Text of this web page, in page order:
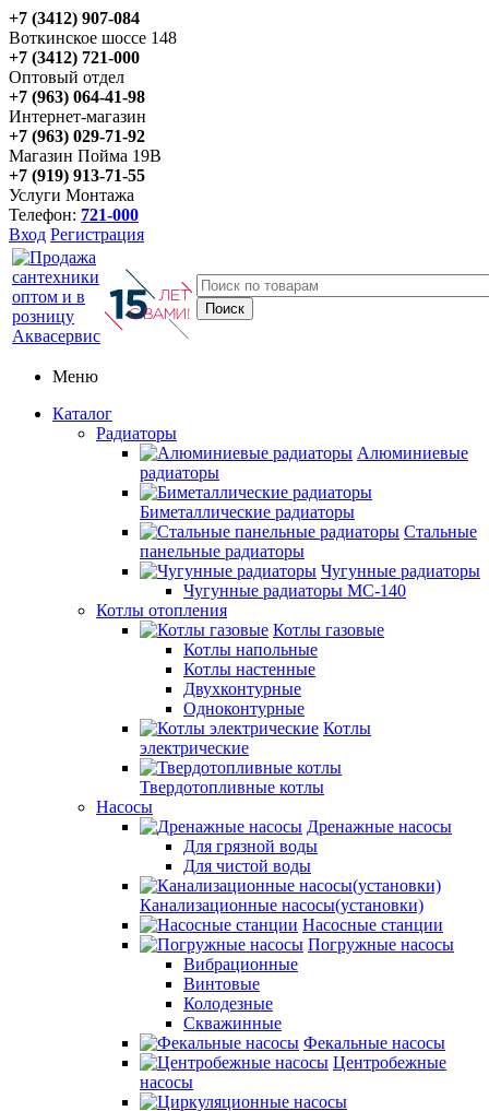
+7 (3412) 907-084
Воткинское шоссе 148
+7 (3412) 721-000
Оптовый отдел
+7 (963) 064-41-98
Интернет-магазин
+7 (963) 029-71-92
Магазин Пойма 19В
+7 (919) 913-71-55
Услуги Монтажа
Телефон: 721-000
Вход Регистрация
Меню
Каталог
Радиаторы
Алюминиевые
радиаторы
Биметаллические радиаторы
Стальные
панельные радиаторы
Чугунные радиаторы
Чугунные радиаторы МС-140
Котлы отопления
Котлы газовые
Котлы напольные
Котлы настенные
Двухконтурные
Одноконтурные
Котлы
электрические
Твердотопливные котлы
Насосы
Дренажные насосы
Для грязной воды
Для чистой воды
Канализационные насосы(установки)
Насосные станции
Погружные насосы
Вибрационные
Винтовые
Колодезные
Скважинные
Фекальные насосы
Центробежные
насосы